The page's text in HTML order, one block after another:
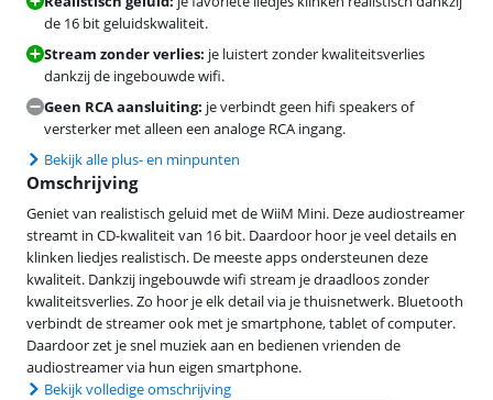
de 16 bit geluidskwaliteit.
Stream zonder verlies: je luistert zonder kwaliteitsverlies
dankzij de ingebouwde wifi.
Geen RCA aansluiting: je verbindt geen hifi speakers of
versterker met alleen een analoge RCA ingang.
Bekijk alle plus- en minpunten
Omschrijving
Geniet van realistisch geluid met de WiiM Mini. Deze audiostreamer
streamt in CD-kwaliteit van 16 bit. Daardoor hoor je veel details en
klinken liedjes realistisch. De meeste apps ondersteunen deze
kwaliteit. Dankzij ingebouwde wifi stream je draadloos zonder
kwaliteitsverlies. Zo hoor je elk detail via je thuisnetwerk. Bluetooth
verbindt de streamer ook met je smartphone, tablet of computer.
Daardoor zet je snel muziek aan en bedienen vrienden de
audiostreamer via hun eigen smartphone.
Bekijk volledige omschrijving